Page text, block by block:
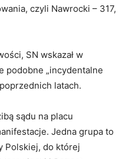
czyli Nawrocki – 317,
SN wskazał w
podobne „incydentalne
latach.
sądu na placu
Jedna grupa to
Polskiej, do której